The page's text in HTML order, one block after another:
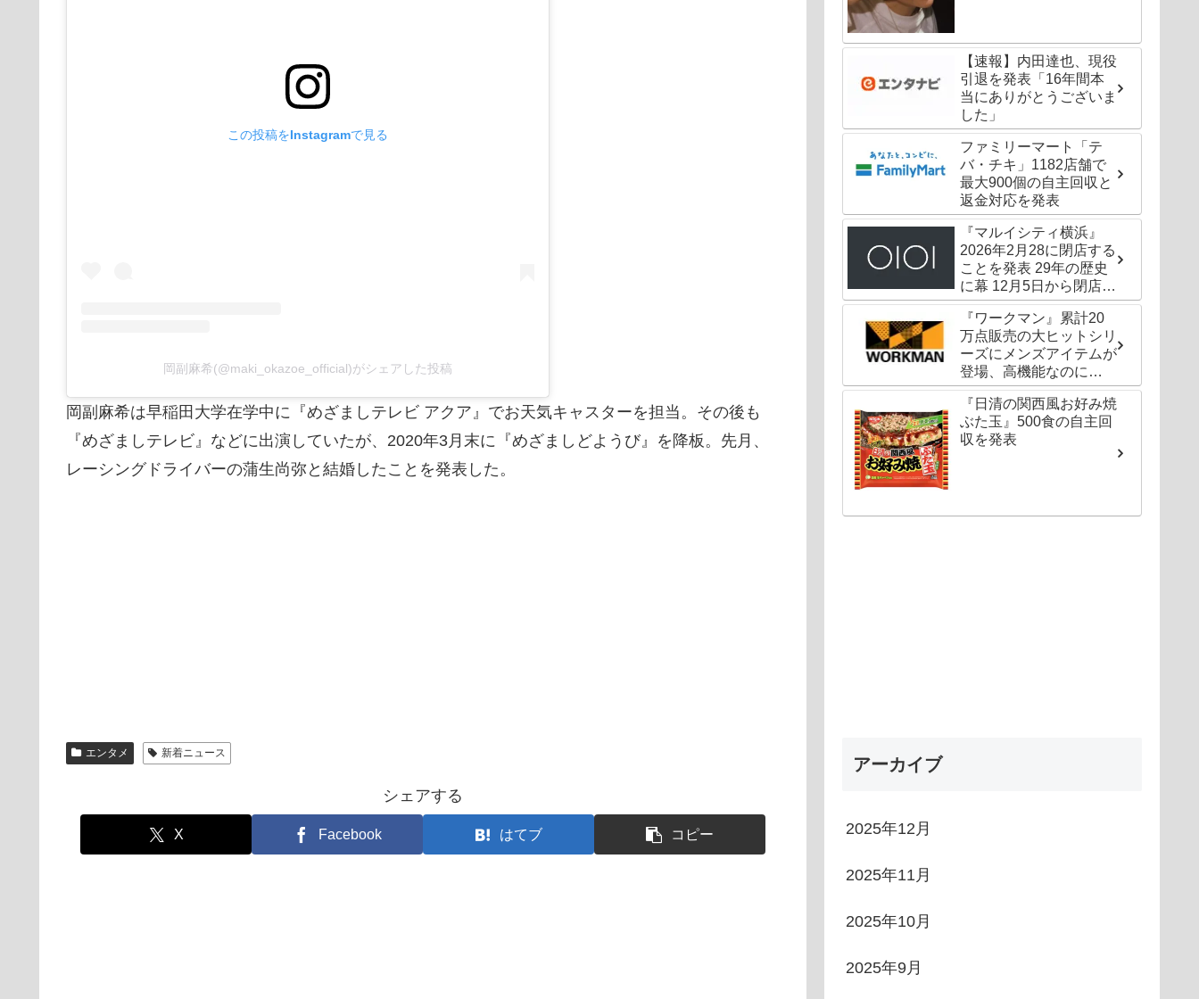
この投稿をInstagramで見る
岡副麻希(@maki_okazoe_official)がシェアした投稿
岡副麻希は早稲田大学在学中に『めざましテレビ アクア』でお天気キャスターを担当。その後も
『めざましテレビ』などに出演していたが、2020年3月末に『めざましどようび』を降板。先月、
レーシングドライバーの蒲生尚弥と結婚したことを発表した。
エンタメ 新着ニュース
シェアする
X Facebook はてブ コピー
【速報】内田達也、現役
引退を発表「16年間本
当にありがとうございま
した」
ファミリーマート「テ
バ・チキ」1182店舗で
最大900個の自主回収と
返金対応を発表
『マルイシティ横浜』
2026年2月28に閉店する
ことを発表 29年の歴史
に幕 12月5日から閉店セ
ールも
『ワークマン』累計20
万点販売の大ヒットシリ
ーズにメンズアイテムが
登場、高機能なのに
1000円以下〜の圧倒的
コスパ
『日清の関西風お好み焼
ぶた玉』500食の自主回
収を発表
アーカイブ
2025年12月
2025年11月
2025年10月
2025年9月